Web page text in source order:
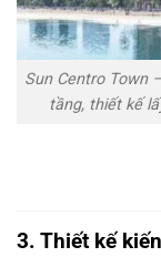
Sun Centro Town
tầng, thiết kế
3. Thiết kế